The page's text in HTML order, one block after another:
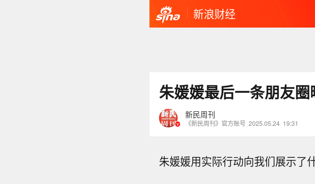
新浪财经
朱媛媛最后一条朋友圈
新民周刊
《新民周刊》官方账号 2025.05.24 19:31
朱媛媛用实际行动向我们展示了